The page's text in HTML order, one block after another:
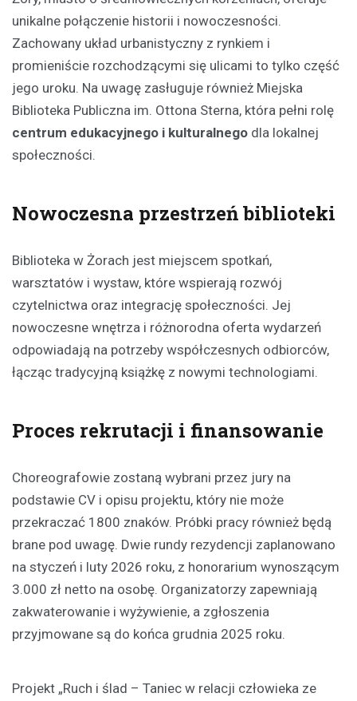
unikalne połączenie historii i nowoczesności.
Zachowany układ urbanistyczny z rynkiem i
promieniście rozchodzącymi się ulicami to tylko część
jego uroku. Na uwagę zasługuje również Miejska
Biblioteka Publiczna im. Ottona Sterna, która pełni rolę
centrum edukacyjnego i kulturalnego dla lokalnej
społeczności.
Nowoczesna przestrzeń biblioteki
Biblioteka w Żorach jest miejscem spotkań,
warsztatów i wystaw, które wspierają rozwój
czytelnictwa oraz integrację społeczności. Jej
nowoczesne wnętrza i różnorodna oferta wydarzeń
odpowiadają na potrzeby współczesnych odbiorców,
łącząc tradycyjną książkę z nowymi technologiami.
Proces rekrutacji i finansowanie
Choreografowie zostaną wybrani przez jury na
podstawie CV i opisu projektu, który nie może
przekraczać 1800 znaków. Próbki pracy również będą
brane pod uwagę. Dwie rundy rezydencji zaplanowano
na styczeń i luty 2026 roku, z honorarium wynoszącym
3.000 zł netto na osobę. Organizatorzy zapewniają
zakwaterowanie i wyżywienie, a zgłoszenia
przyjmowane są do końca grudnia 2025 roku.
Projekt „Ruch i ślad – Taniec w relacji człowieka ze